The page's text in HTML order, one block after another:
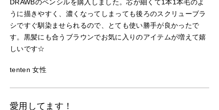
DRAWBのペンシルを購入しました。芯が細くて1本1本毛のよ
うに描きやすく、濃くなってしまっても後ろのスクリューブラ
シですぐ馴染ませられるので、とても使い勝手が良かったで
す。黒髪にも合うブラウンでお気に入りのアイテムが増えて嬉
しいです☆
tenten 女性
愛用してます！